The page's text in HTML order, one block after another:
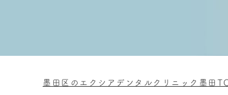
墨田区のエクシアデンタルクリニック墨田